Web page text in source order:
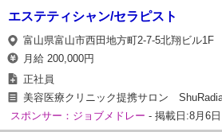
エステティシャン/セラピスト
富山県富山市西田地方町2-7-5北翔ビル1F
月給 200,000円
正社員
美容医療クリニック提携サロン
スポンサー：ジョブメドレー - 掲載日:8月6日